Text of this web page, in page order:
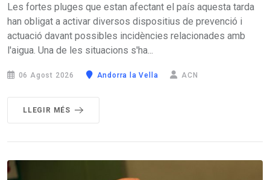
Les fortes pluges que estan afectant el país aquesta tarda
han obligat a activar diversos dispositius de prevenció i
actuació davant possibles incidències relacionades amb
l'aigua. Una de les situacions s'ha...
06 Agost 2026 Andorra la Vella ACN
LLEGIR MÉS